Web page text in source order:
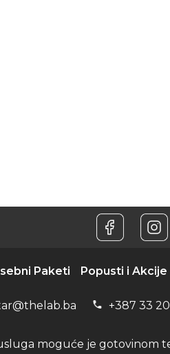
Paketi Popusti i Akcije
+387 33
moguće je gotovinom